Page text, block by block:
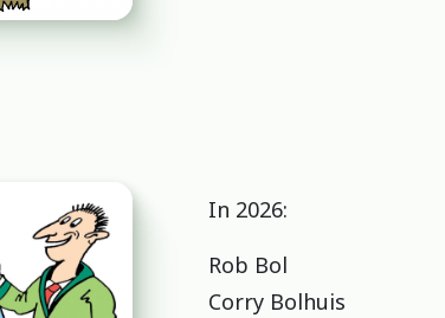
In 2026:
Rob Bol
Corry Bolhuis